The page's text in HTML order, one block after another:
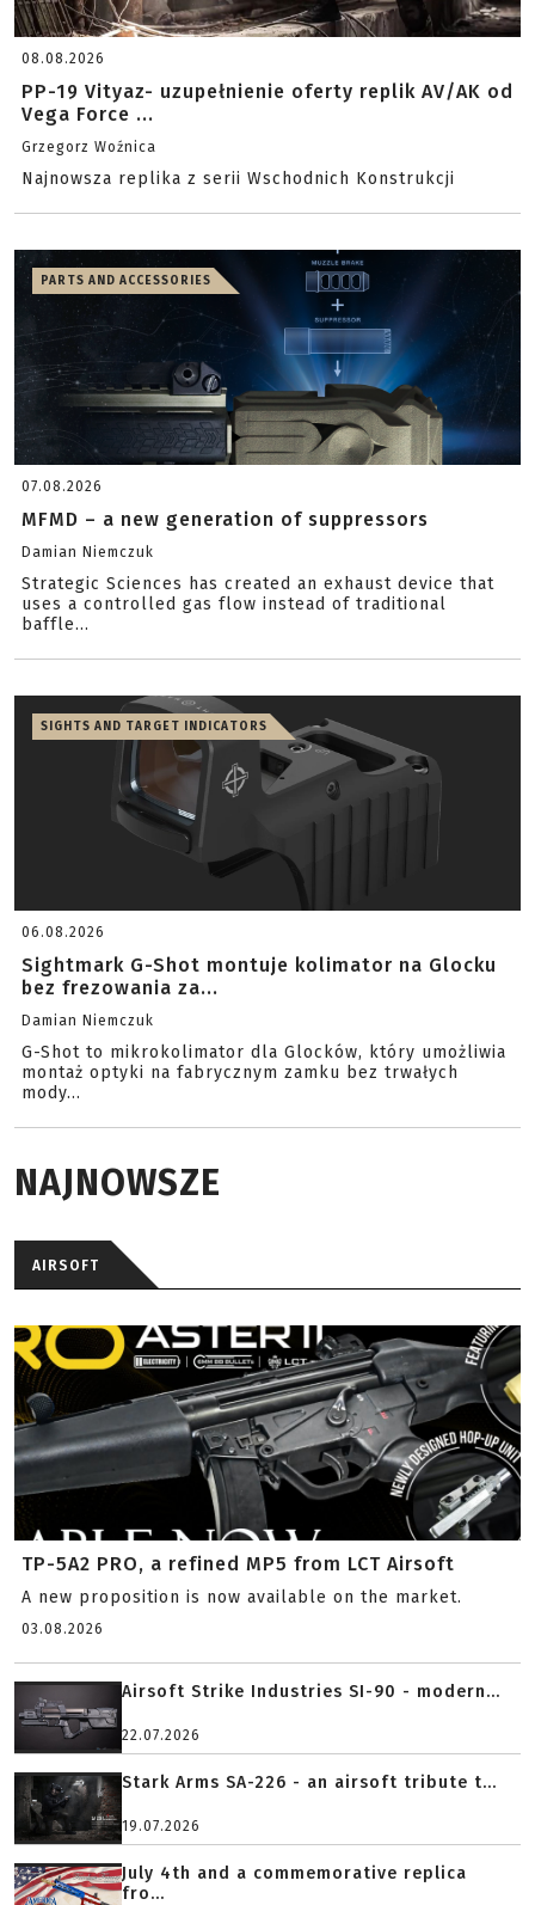
08.08.2026
PP-19 Vityaz- uzupełnienie oferty replik AV/AK od
Vega Force ...
Grzegorz Woźnica
Najnowsza replika z serii Wschodnich Konstrukcji
PARTS AND ACCESSORIES
07.08.2026
MFMD – a new generation of suppressors
Damian Niemczuk
Strategic Sciences has created an exhaust device that
uses a controlled gas flow instead of traditional
baffle...
SIGHTS AND TARGET INDICATORS
06.08.2026
Sightmark G-Shot montuje kolimator na Glocku
bez frezowania za...
Damian Niemczuk
G-Shot to mikrokolimator dla Glocków, który umożliwia
montaż optyki na fabrycznym zamku bez trwałych
mody...
NAJNOWSZE
AIRSOFT
TP-5A2 PRO, a refined MP5 from LCT Airsoft
A new proposition is now available on the market.
03.08.2026
Airsoft Strike Industries SI-90 - modern...
22.07.2026
Stark Arms SA-226 - an airsoft tribute t...
19.07.2026
July 4th and a commemorative replica
fro...